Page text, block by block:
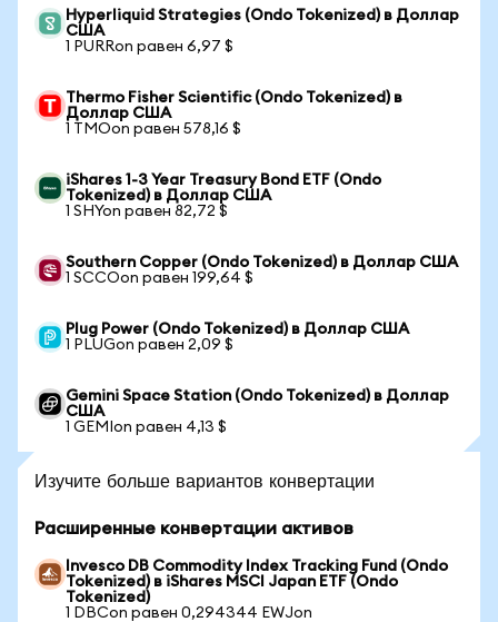
Hyperliquid Strategies (Ondo Tokenized) в Доллар
США
1 PURRon равен 6,97 $
Thermo Fisher Scientific (Ondo Tokenized) в
Доллар США
1 TMOon равен 578,16 $
iShares 1-3 Year Treasury Bond ETF (Ondo
Tokenized) в Доллар США
1 SHYon равен 82,72 $
Southern Copper (Ondo Tokenized) в Доллар США
1 SCCOon равен 199,64 $
Plug Power (Ondo Tokenized) в Доллар США
1 PLUGon равен 2,09 $
Gemini Space Station (Ondo Tokenized) в Доллар
США
1 GEMIon равен 4,13 $
Изучите больше вариантов конвертации
Расширенные конвертации активов
Invesco DB Commodity Index Tracking Fund (Ondo
Tokenized) в iShares MSCI Japan ETF (Ondo
Tokenized)
1 DBCon равен 0,294344 EWJon